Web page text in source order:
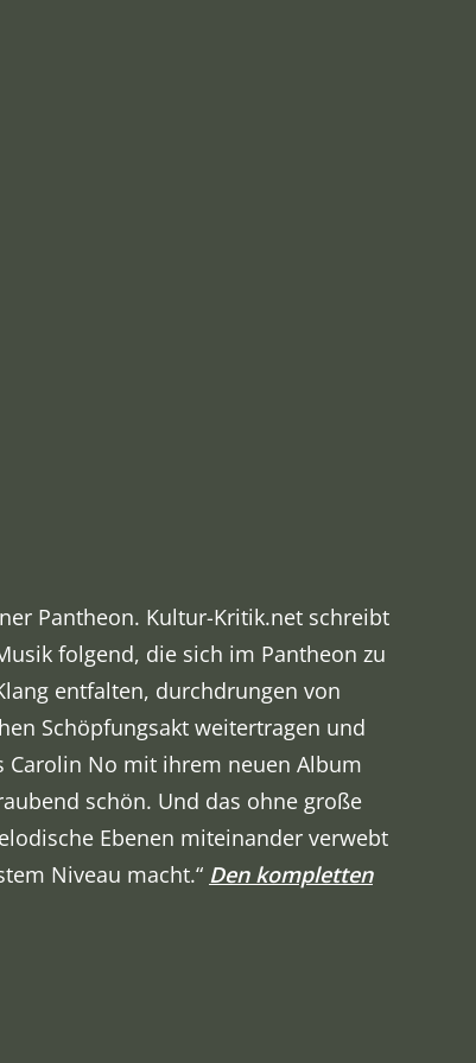
Pantheon. Kultur-Kritik.net schreibt
folgend, die sich im Pantheon zu
entfalten, durchdrungen von
Schöpfungsakt weitertragen und
Carolin No mit ihrem neuen Album
schön. Und das ohne große
Ebenen miteinander verwebt
Niveau macht.“ Den kompletten